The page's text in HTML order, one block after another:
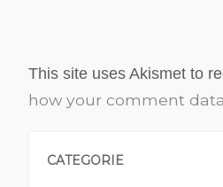
This site uses Akismet to
how your comment
CATEGORIE